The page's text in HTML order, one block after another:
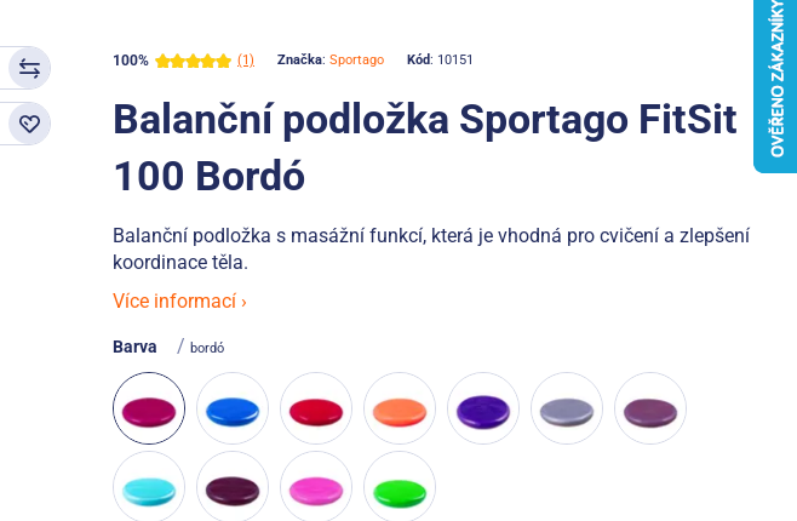
100% (1) Značka: Sportago Kód: 10151
Balanční podložka Sportago FitSit
100 Bordó
Balanční podložka s masážní funkcí, která je vhodná pro cvičení a zlepšení
koordinace těla.
Více informací ›
Barva / bordó